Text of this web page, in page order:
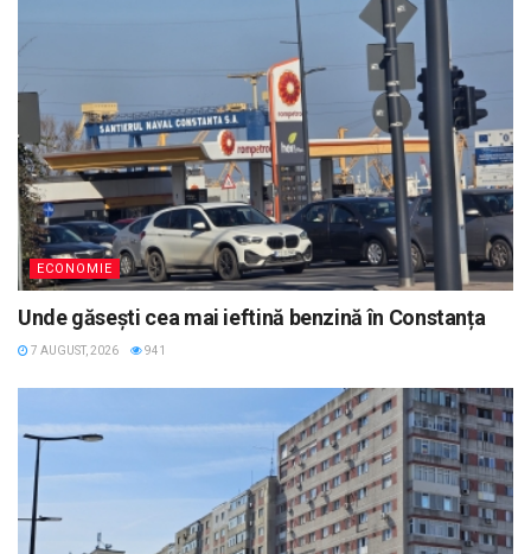
ECONOMIE
Unde găsești cea mai ieftină benzină în Constanța
7 AUGUST, 2026 941